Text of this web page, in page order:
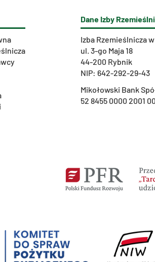
Dane Izby
Izba Rzemieślnicza
ul. 3-go Maja 18
44-200 Rybnik
NIP: 642-292-29-43
Mikołowski Bank
52 8455 0000 2001